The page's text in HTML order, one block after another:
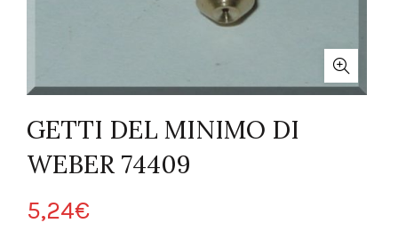
GETTI DEL MINIMO DI
WEBER 74409
5,24€